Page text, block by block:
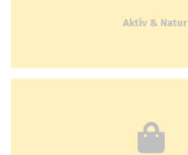
Aktiv & Natur